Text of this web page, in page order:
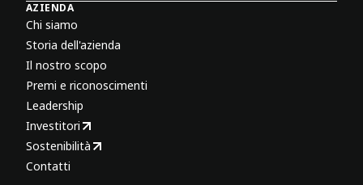
AZIENDA
Chi siamo
Storia dell'azienda
Il nostro scopo
Premi e riconoscimenti
Leadership
Investitori
Sostenibilità
Contatti